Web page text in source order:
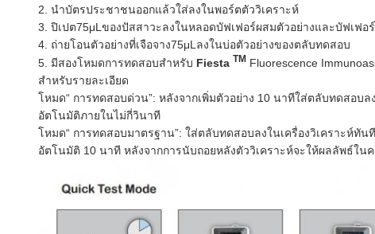
2. นำบัตรประชาชนออกแล้วใส่ลงในพอร์ตตัววิเคราะห์
3. ปิเปต75μLของปัสสาวะลงในหลอดบัฟเฟอร์ผสมตัวอย่างและบัฟเฟอ
4. ถ่ายโอนตัวอย่างที่เจือจาง75μLลงในบ่อตัวอย่างของตลับทดสอบ
5. มีสองโหมดการทดสอบสำหรับ Fiesta TM Fluorescence
สำหรับรายละเอียด
โหมด“ การทดสอบด่วน”: หลังจากเพิ่มตัวอย่าง 10 นาทีใส่ตลับทดสอบ
อัตโนมัติภายในไม่กี่วินาที
โหมด“ การทดสอบมาตรฐาน”: ใส่ตลับทดสอบลงในเครื่องวิเคราะห์ทั
อัตโนมัติ 10 นาที หลังจากการนับถอยหลังตัววิเคราะห์จะให้ผลลัพธ์ในค